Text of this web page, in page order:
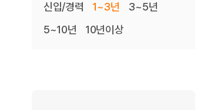
신입/경력 1~3년
3~5년
5~10년
10년이상